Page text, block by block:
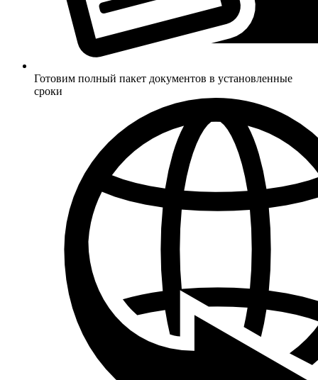
Готовим полный пакет документов в установленные
сроки